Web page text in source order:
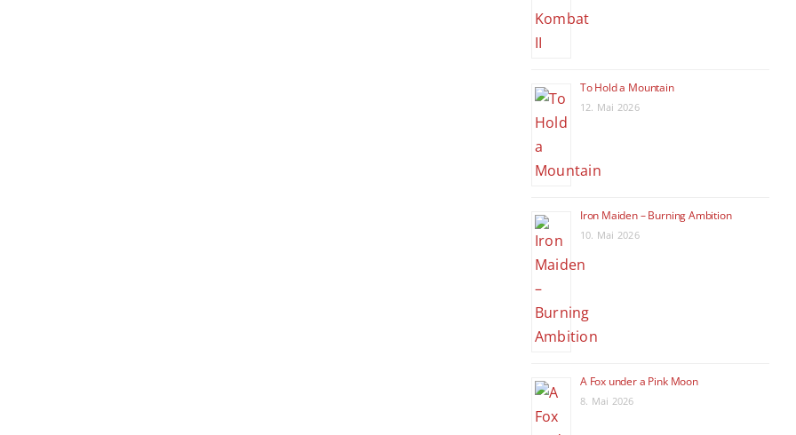
To Hold a Mountain
12. Mai 2026
Iron Maiden – Burning Ambition
10. Mai 2026
A Fox under a Pink Moon
8. Mai 2026